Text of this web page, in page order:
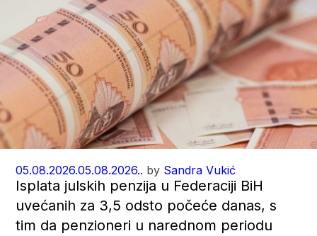
05.08.2026.05.08.2026.. by Sandra Vukić
Isplata julskih penzija u Federaciji BiH
uvećanih za 3,5 odsto počeće danas, s
tim da penzioneri u narednom periodu